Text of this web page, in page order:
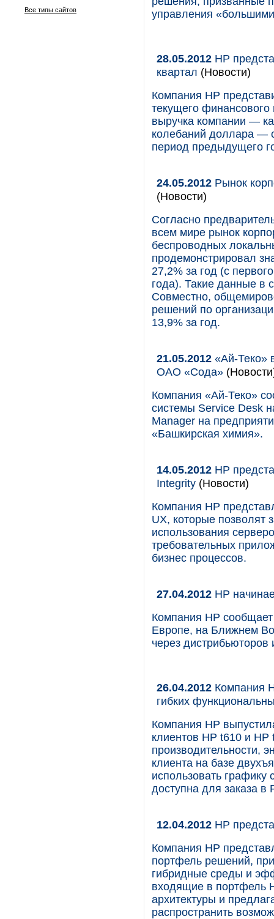
Все типы сайтов
управления
28.05.2012 HP
квартал (Новости)
Компания HP
текущего
выручка компании —
колебаний доллара —
период предыдущего
24.05.2012 Рынок
(Новости)
Согласно
всем мире рынок
беспроводных
продемонстрировал
27,2% за год (с
года). Такие данные в
Совместно,
решений по
13,9% за год.
21.05.2012 «Ай-Теко»
ОАО «Сода»
Компания «Ай-Теко»
системы Service Desk
Manager на
«Башкирская химия».
14.05.2012 HP
Integrity (Новости)
Компания HP
UX, которые позволят
использования
требовательных
бизнес процессов.
27.04.2012 HP
Компания HP
Европе, на Ближнем
через дистрибьюторов
26.04.2012 Компания
гибких
Компания HP
клиентов HP t610 и
производительности,
клиента на базе
использовать графику
доступна для заказа в
12.04.2012 HP
Компания HP
портфель решений,
гибридные среды и
входящие в портфель
архитектуры и
распространить